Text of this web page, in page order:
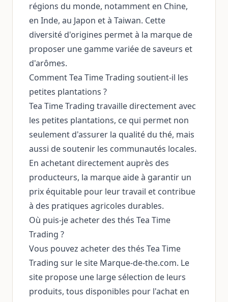
régions du monde, notamment en Chine,
en Inde, au Japon et à Taiwan. Cette
diversité d'origines permet à la marque de
proposer une gamme variée de saveurs et
d'arômes.
Comment Tea Time Trading soutient-il les
petites plantations ?
Tea Time Trading travaille directement avec
les petites plantations, ce qui permet non
seulement d'assurer la qualité du thé, mais
aussi de soutenir les communautés locales.
En achetant directement auprès des
producteurs, la marque aide à garantir un
prix équitable pour leur travail et contribue
à des pratiques agricoles durables.
Où puis-je acheter des thés Tea Time
Trading ?
Vous pouvez acheter des thés Tea Time
Trading sur le site Marque-de-the.com. Le
site propose une large sélection de leurs
produits, tous disponibles pour l'achat en